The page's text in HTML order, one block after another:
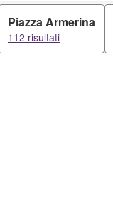
Piazza Armerina
112 risultati